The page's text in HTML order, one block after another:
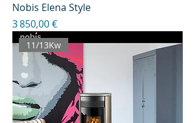
Nobis Elena Style
Prix
3 850,00 €
11/13Kw